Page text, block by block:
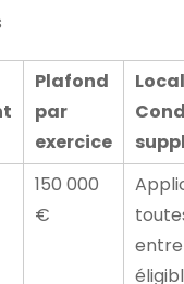
Plafond
par
exercice
150 000
€